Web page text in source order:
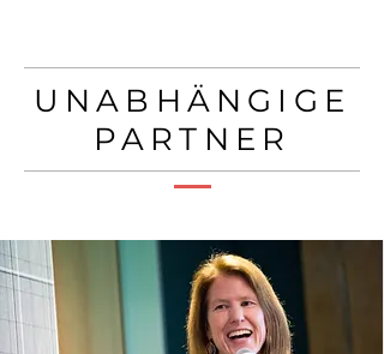
UNABHÄNGIGE
PARTNER